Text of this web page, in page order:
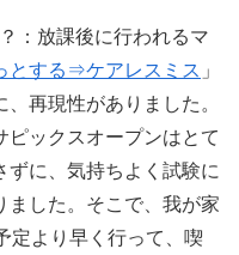
：放課後に行われるマ
とする⇒ケアレスミス 」
再現性がありました。
ピックスオープンはとて
ずに、気持ちよく試験に
ました。そこで、我が家
定より早く行って、喫